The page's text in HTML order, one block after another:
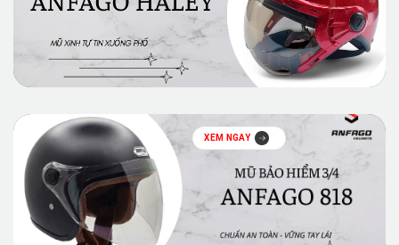
XEM NGAY